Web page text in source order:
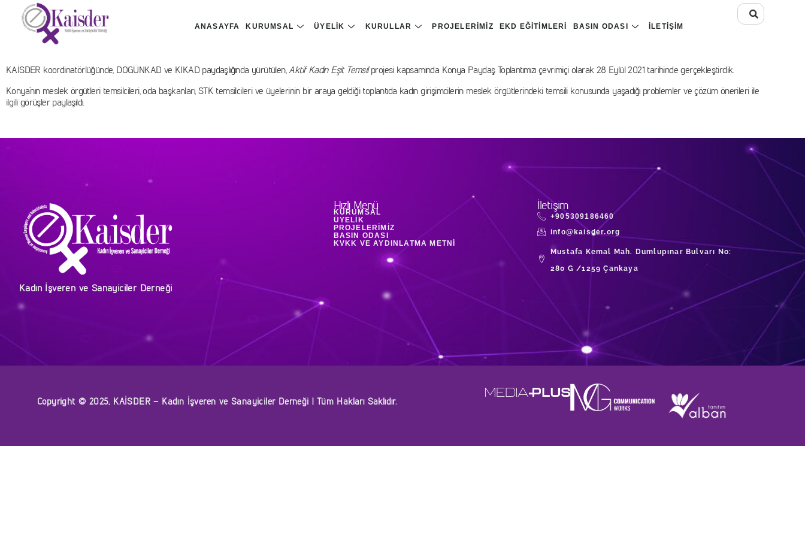
ANASAYFA KURUMSAL ÜYELIK KURULLAR PROJELERIMIZ EKD EĞITIMLERI BASIN ODASI İLETIŞIM
KAİSDER koordinatörlüğünde, DOGÜNKAD ve KIKAD paydaşlığında yürütülen,Aktif Kadın Eşit Temsilprojesi kapsamında Konya Paydaş Toplantımızı çevrimiçi olarak 28 Eylül 2021 tarihinde gerçekleştirdik.
Konya’nın meslek örgütleri temsilcileri, oda başkanları, STK temsilcileri ve üyelerinin bir araya geldiği toplantıda kadın girişimcilerin meslek örgütlerindeki temsili konusunda yaşadığı problemler ve çözüm önerileri ile
ilgili görüşler paylaşıldı.
Kadın İşveren ve Sanayiciler Derneği
Hızlı Menü
KURUMSAL
ÜYELIK
PROJELERIMIZ
BASIN ODASI
KVKK VE AYDINLATMA METNI
İletişim
+905309186460
info@kaisder.org
Mustafa Kemal Mah. Dumlupınar Bulvarı No:
280 G /1259 Çankaya
Copyright © 2025, KAİSDER – Kadın İşveren ve Sanayiciler Derneği | Tüm Hakları Saklıdır.